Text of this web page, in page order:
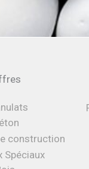
construction
Spéciaux